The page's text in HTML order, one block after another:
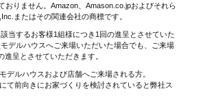
おりません。Amazon、Amason.co.jpおよびそれら
またはその関連会社の商標です。
当するお客様1組様につき1回の進呈とさせていた
デルハウスへご来場いただいた場合でも、ご来場
進呈とさせていただきます。
デルハウスおよび店舗へご来場される方。
て前向きにお家づくりを検討されていると弊社ス